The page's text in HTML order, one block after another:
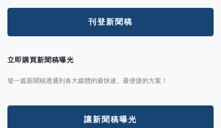
刊登新聞稿
立即購買新聞稿曝光
發一篇新聞稿透通到各大媒體的最快速、最便捷的方案！
讓新聞稿曝光